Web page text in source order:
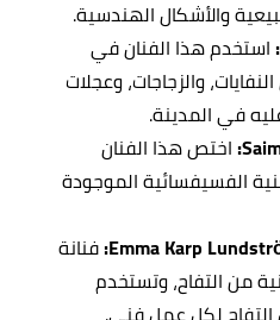
والأشكال الهندسية.
استخدم هذا الفنان في
والزجاجات، وعجلات
في المدينة.
اختص هذا الفنان
الفسيفسائية الموجودة
فنانة
من التفاح، وتستخدم